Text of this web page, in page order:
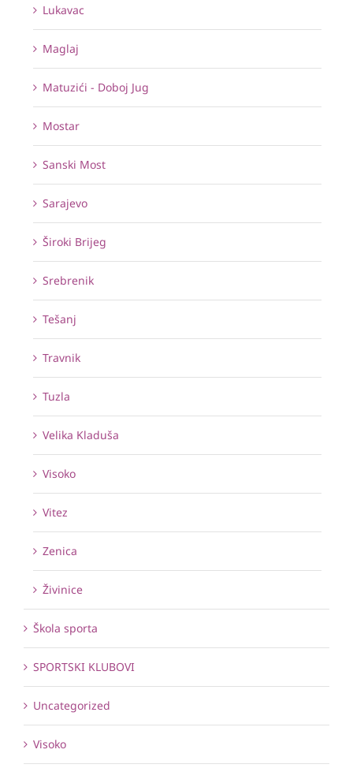
Lukavac
Maglaj
Matuzići - Doboj Jug
Mostar
Sanski Most
Sarajevo
Široki Brijeg
Srebrenik
Tešanj
Travnik
Tuzla
Velika Kladuša
Visoko
Vitez
Zenica
Živinice
Škola sporta
SPORTSKI KLUBOVI
Uncategorized
Visoko